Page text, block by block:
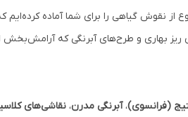
نقوش گیاهی را برای شما آماده کرده‌ایم
بهاری و طرح‌های آبرنگی که آرامش‌بخش
(فرانسوی)،آبرنگی مدرن، نقاشی‌های